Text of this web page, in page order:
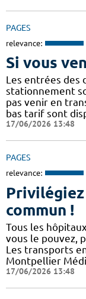
PAGES
relevance:
Si vous
Les entrées des
stationnement
pas venir en
bas tarif sont
17/06/2026 13:48
PAGES
relevance:
commun !
Tous les
vous le pouvez,
Les transports
Montpellier
17/06/2026 13:48